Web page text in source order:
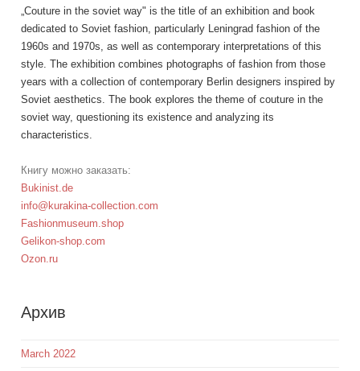
„Couture in the soviet way" is the title of an exhibition and book
dedicated to Soviet fashion, particularly Leningrad fashion of the
1960s and 1970s, as well as contemporary interpretations of this
style. The exhibition combines photographs of fashion from those
years with a collection of contemporary Berlin designers inspired by
Soviet aesthetics. The book explores the theme of couture in the
soviet way, questioning its existence and analyzing its
characteristics.
Книгу можно заказать:
Bukinist.de
info@kurakina-collection.com
Fashionmuseum.shop
Gelikon-shop.com
Ozon.ru
Aрхив
March 2022